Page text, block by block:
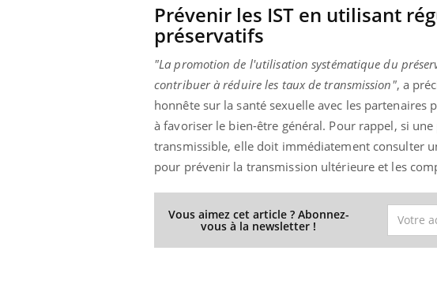
Prévenir les IST en utilisant
préservatifs
"La promotion de l'utilisation systématique du
contribuer à réduire les taux de transmission", a
honnête sur la santé sexuelle avec les
à favoriser le bien-être général. Pour rappel, si
transmissible, elle doit immédiatement consulter
pour prévenir la transmission ultérieure et les
Vous aimez cet article ? Abonnez-
vous à la newsletter !
Diabète & Ramadan 2026Youtube
Le Ramadan approche, et, pour de
nombreuses personnes atteintes de
diabète, c'est une période de questions, de
défis, mais ...
faciliter l’accès
préventive
Un établissement
mutualiste innove
santé : l'utilisation
numérique »